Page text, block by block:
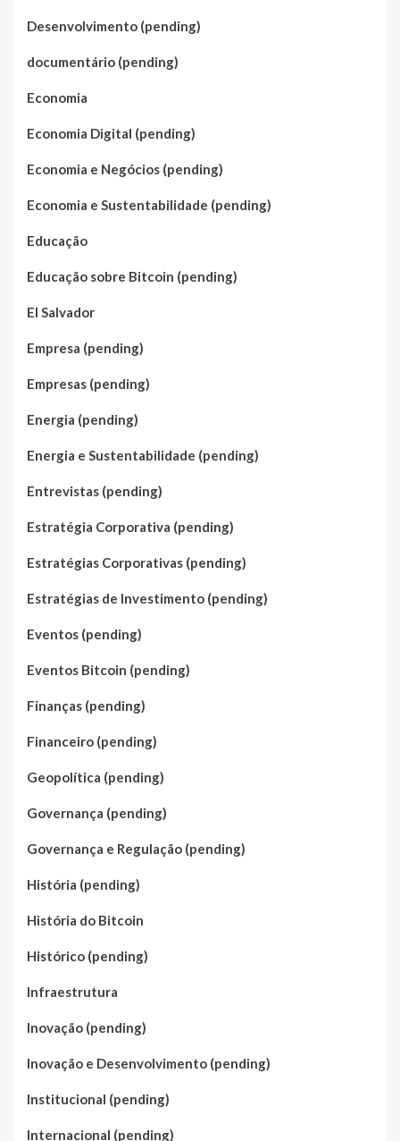
Desenvolvimento (pending)
documentário (pending)
Economia
Economia Digital (pending)
Economia e Negócios (pending)
Economia e Sustentabilidade (pending)
Educação
Educação sobre Bitcoin (pending)
El Salvador
Empresa (pending)
Empresas (pending)
Energia (pending)
Energia e Sustentabilidade (pending)
Entrevistas (pending)
Estratégia Corporativa (pending)
Estratégias Corporativas (pending)
Estratégias de Investimento (pending)
Eventos (pending)
Eventos Bitcoin (pending)
Finanças (pending)
Financeiro (pending)
Geopolítica (pending)
Governança (pending)
Governança e Regulação (pending)
História (pending)
História do Bitcoin
Histórico (pending)
Infraestrutura
Inovação (pending)
Inovação e Desenvolvimento (pending)
Institucional (pending)
Internacional (pending)